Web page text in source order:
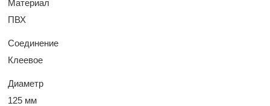
Материал
ПВХ
Соединение
Клеевое
Диаметр
125 мм